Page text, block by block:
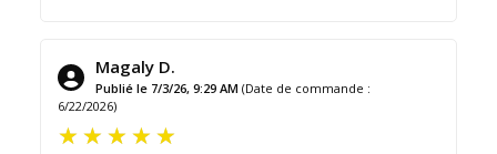
Magaly D.
Publié le 7/3/26, 9:29 AM (Date de commande :
6/22/2026)